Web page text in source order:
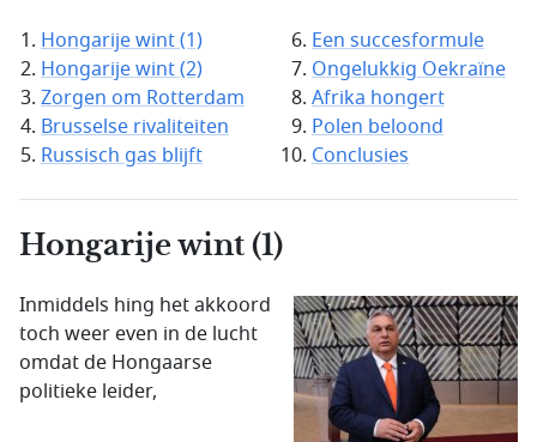
Hongarije wint (1)
Hongarije wint (2)
Zorgen om Rotterdam
Brusselse rivaliteiten
Russisch gas blijft
Een succesformule
Ongelukkig Oekraïne
Afrika hongert
Polen beloond
Conclusies
Hongarije wint (1)
Inmiddels hing het akkoord
toch weer even in de lucht
omdat de Hongaarse
politieke leider,